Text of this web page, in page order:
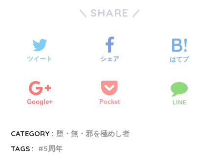
SHARE
ツイート シェア はてブ
Google+ Pocket LINE
CATEGORY : 堕・無・邪を極めし者
TAGS :
5周年